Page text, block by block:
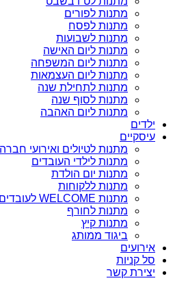
מתנות לפורים
מתנות לפסח
מתנות לשבועות
מתנות ליום האישה
מתנות ליום המשפחה
מתנות ליום העצמאות
מתנות לתחילת שנה
מתנות לסוף שנה
מתנות ליום האהבה
ילדים
עיסקיים
מתנות לטיולים ואירועי חברה
מתנות לילדי העובדים
מתנות יום הולדת
מתנות ללקוחות
מתנות WELCOME לעובדים
מתנות לחורף
מתנות קיץ
ביגוד ממותג
אירועים
סל קניות
יצירת קשר